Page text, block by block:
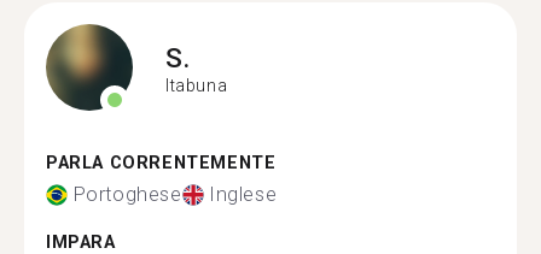
S.
Itabuna
PARLA CORRENTEMENTE
Portoghese Inglese
IMPARA